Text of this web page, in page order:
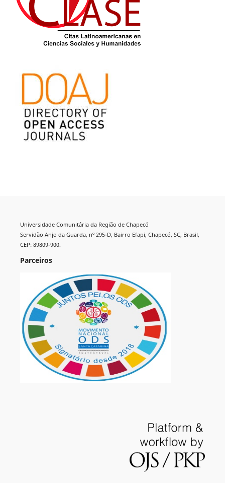
Universidade Comunitária da Região de Chapecó
Servidão Anjo da Guarda, nº 295-D, Bairro Efapi, Chapecó, SC, Brasil,
CEP: 89809-900.
Parceiros